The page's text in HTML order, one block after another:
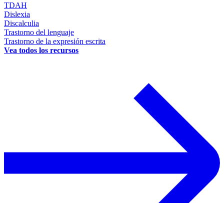
TDAH
Dislexia
Discalculia
Trastorno del lenguaje
Trastorno de la expresión escrita
Vea todos los recursos